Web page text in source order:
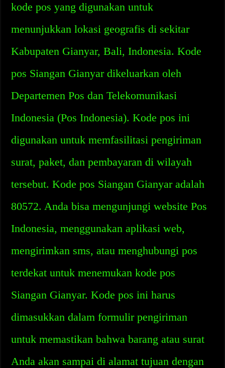
kode pos yang digunakan untuk
menunjukkan lokasi geografis di sekitar
Kabupaten Gianyar, Bali, Indonesia. Kode
pos Siangan Gianyar dikeluarkan oleh
Departemen Pos dan Telekomunikasi
Indonesia (Pos Indonesia). Kode pos ini
digunakan untuk memfasilitasi pengiriman
surat, paket, dan pembayaran di wilayah
tersebut. Kode pos Siangan Gianyar adalah
80572. Anda bisa mengunjungi website Pos
Indonesia, menggunakan aplikasi web,
mengirimkan sms, atau menghubungi pos
terdekat untuk menemukan kode pos
Siangan Gianyar. Kode pos ini harus
dimasukkan dalam formulir pengiriman
untuk memastikan bahwa barang atau surat
Anda akan sampai di alamat tujuan dengan